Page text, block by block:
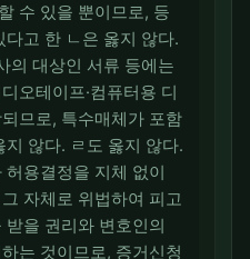
수 있을 뿐이므로, 등
다고 한 ㄴ은 옳지 않다.
의 대상인 서류 등에는
오테이프·컴퓨터용 디
므로, 특수매체가 포함
않다. ㄹ도 옳지 않다.
허용결정을 지체 없이
자체로 위법하여 피고
받을 권리와 변호인의
는 것이므로, 증거신청